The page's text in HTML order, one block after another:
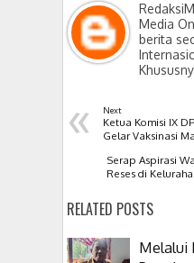
Media
berita
« Next
Ketua Komisi IX
Gelar Vaksinasi
Serap Aspirasi
Reses di
RELATED POSTS
Melalui